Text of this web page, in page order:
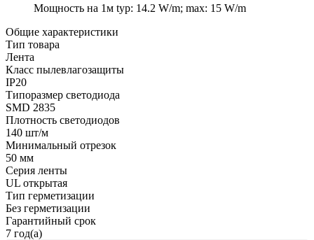
Мощность на 1м typ: 14.2 W/m; max: 15 W/m
Общие характеристики
Тип товара
Лента
Класс пылевлагозащиты
IP20
Типоразмер светодиода
SMD 2835
Плотность светодиодов
140 шт/м
Минимальный отрезок
50 мм
Серия ленты
UL открытая
Тип герметизации
Без герметизации
Гарантийный срок
7 год(а)